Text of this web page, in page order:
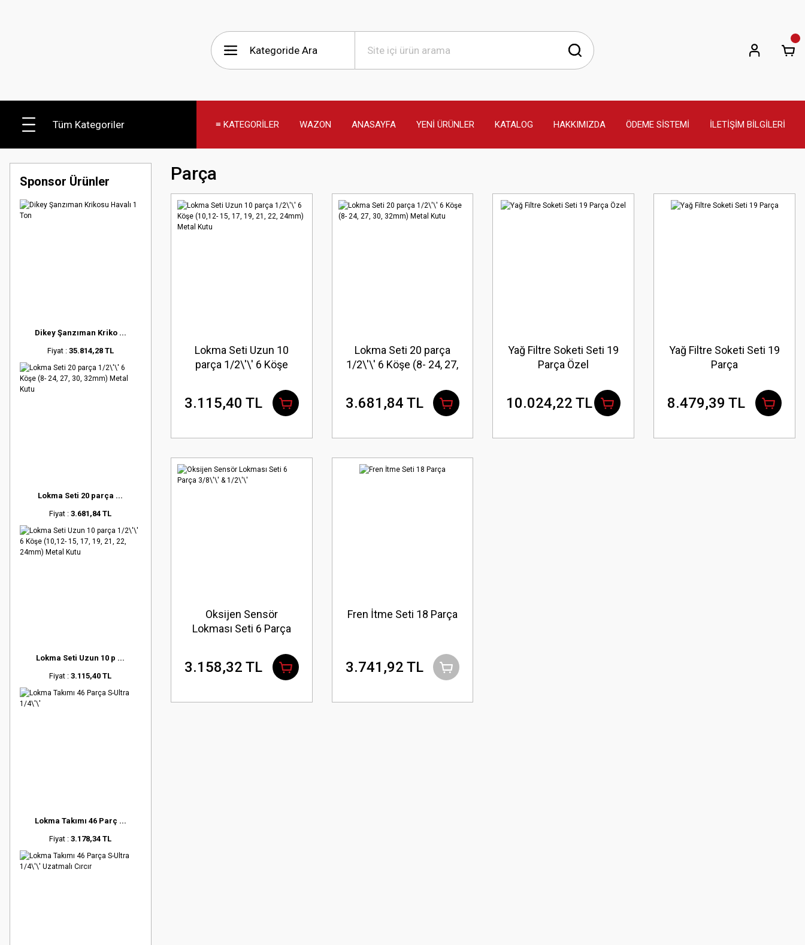
Tüm Kategoriler ≡ KATEGORİLER WAZON ANASAYFA YENİ ÜRÜNLER KATALOG HAKKIMIZDA ÖDEME SİSTEMİ İLETİŞİM BİLGİLERİ
Sponsor Ürünler
Dikey Şanzıman Kriko ...
Fiyat : 35.814,28 TL
Lokma Seti 20 parça ...
Fiyat :3.681,84 TL
Lokma Seti Uzun 10 p ...
Fiyat :3.115,40 TL
Lokma Takımı 46 Parç ...
Fiyat :3.178,34 TL
Parça
Lokma Seti Uzun 10
parça 1/2\'\' 6 Köşe
24mm) Metal Kutu
3.115,40 TL
Lokma Seti 20 parça
1/2\'\' 6 Köşe (8- 24, 27,
3.681,84 TL
Yağ Filtre Soketi Seti 19
Parça Özel
10.024,22 TL
Yağ Filtre Soketi Seti 19
Parça
8.479,39 TL
Oksijen Sensör
Lokması Seti 6 Parça
3.158,32 TL
Fren İtme Seti 18 Parça
3.741,92 TL